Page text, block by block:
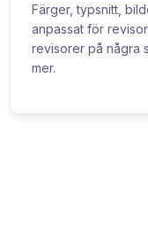
Färger, typsnitt,
anpassat för
revisorer på några
mer.